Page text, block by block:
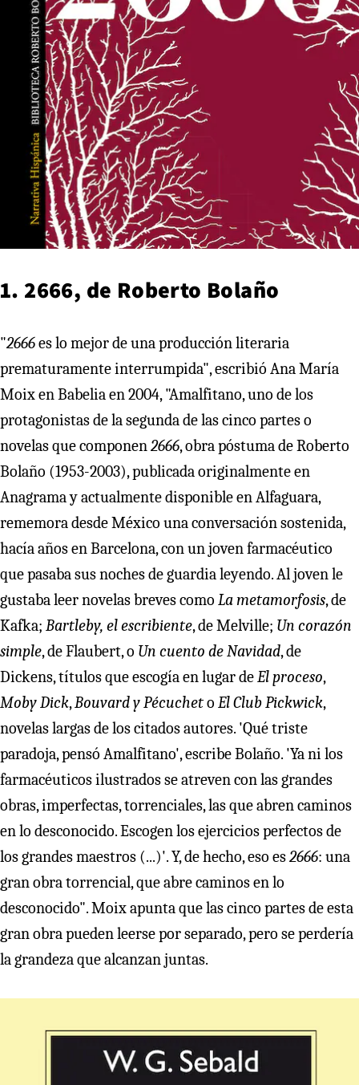
1. 2666, de Roberto Bolaño
"2666es lo mejor de una producción literaria
prematuramente interrumpida", escribió Ana María
Moix en Babelia en 2004, "Amalfitano, uno de los
protagonistas de la segunda de las cinco partes o
novelas que componen2666, obra póstuma de Roberto
Bolaño (1953-2003), publicada originalmente en
Anagrama y actualmente disponible en Alfaguara,
rememora desde México una conversación sostenida,
hacía años en Barcelona, con un joven farmacéutico
que pasaba sus noches de guardia leyendo. Al joven le
gustaba leer novelas breves como La metamorfosis, de
Kafka; Bartleby, el escribiente, de Melville; Un corazón
simple, de Flaubert, o Un cuento de Navidad, de
Dickens, títulos que escogía en lugar deEl proceso,
Moby Dick,Bouvard y Pécucheto El Club Pickwick,
novelas largas de los citados autores. 'Qué triste
paradoja, pensó Amalfitano', escribe Bolaño. 'Ya ni los
farmacéuticos ilustrados se atreven con las grandes
obras, imperfectas, torrenciales, las que abren caminos
en lo desconocido. Escogen los ejercicios perfectos de
los grandes maestros (...)'. Y, de hecho, eso es2666: una
gran obra torrencial, que abre caminos en lo
desconocido". Moix apunta que las cinco partes de esta
gran obra pueden leerse por separado, pero se perdería
la grandeza que alcanzan juntas.